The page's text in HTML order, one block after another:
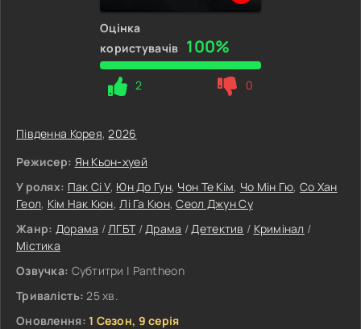
Оцінка
користувачів 100%
2 0
Південна Корея,2026
Режисер: Ян Кьон-хуей
У ролях: Пак Сі У, Юн До Гун, Чон Те Кім, Чо Мін Гю, Со Хан
Геол, Кім Нак Кюн,Лі Га Кюн,Сеол Джун Су
Жанр: Дорама /ЛГБТ/Драма /Детектив / Кримінал /
Містика
Озвучка: Субтитри | Pantheon
Тривалість: 25 хв.
Оновлення: 1 Сезон, 9 серія